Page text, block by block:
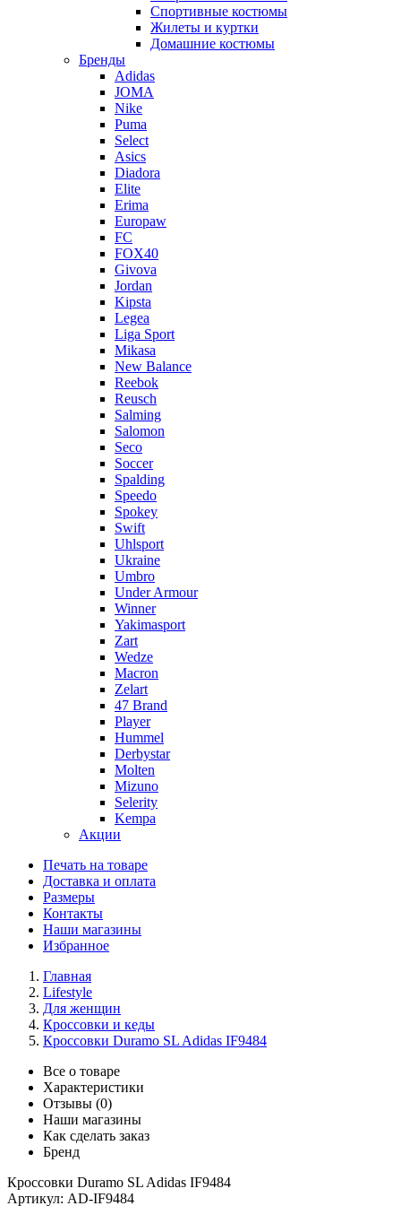
Спортивные костюмы
Жилеты и куртки
Домашние костюмы
Бренды
Adidas
JOMA
Nike
Puma
Select
Asics
Diadora
Elite
Erima
Europaw
FC
FOX40
Givova
Jordan
Kipsta
Legea
Liga Sport
Mikasa
New Balance
Reebok
Reusch
Salming
Salomon
Seco
Soccer
Spalding
Speedo
Spokey
Swift
Uhlsport
Ukraine
Umbro
Under Armour
Winner
Yakimasport
Zart
Wedze
Macron
Zelart
47 Brand
Player
Hummel
Derbystar
Molten
Mizuno
Selerity
Kempa
Акции
Печать на товаре
Доставка и оплата
Размеры
Контакты
Наши магазины
Избранное
Главная
Lifestyle
Для женщин
Кроссовки и кеды
Кроссовки Duramo SL Adidas IF9484
Все о товаре
Характеристики
Отзывы (0)
Наши магазины
Как сделать заказ
Бренд
Кроссовки Duramo SL Adidas IF9484
Артикул: AD-IF9484